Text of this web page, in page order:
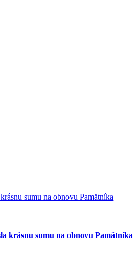
sumu na obnovu Pamätníka
krásnu sumu na obnovu Pamätníka